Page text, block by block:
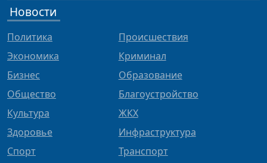
Новости
Политика
Экономика
Бизнес
Общество
Культура
Здоровье
Спорт
Происшествия
Криминал
Образование
Благоустройство
ЖКХ
Инфраструктура
Транспорт